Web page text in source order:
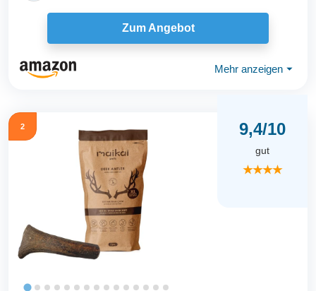
Zum Angebot
Mehr anzeigen ⏷
2 9,4/10
gut
★★★★